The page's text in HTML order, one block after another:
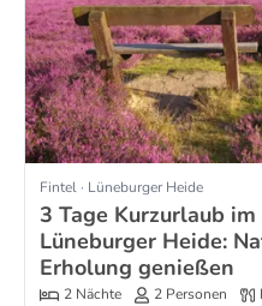
Fintel · Lüneburger Heide
3 Tage Kurzurlaub
Lüneburger Heide:
Erholung genießen
2 Nächte 2 Personen